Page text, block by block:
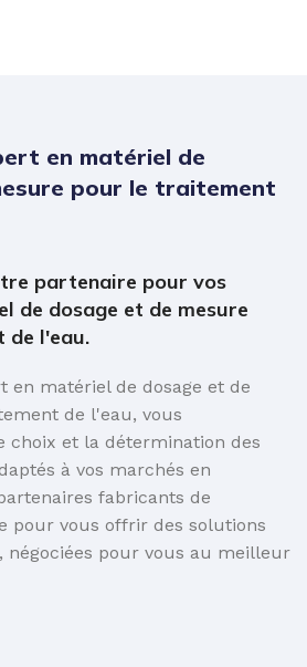
en matériel de
pour le traitement
partenaire pour vos
de dosage et de mesure
de l'eau.
en matériel de dosage et de
de l'eau, vous
choix et la détermination des
à vos marchés en
fabricants de
pour vous offrir des solutions
négociées pour vous au meilleur